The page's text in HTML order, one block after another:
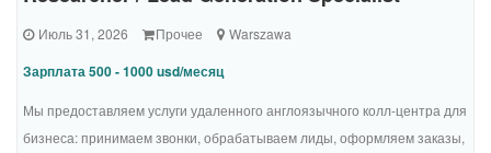
Июль 31, 2026 Прочее Warszawa
Зарплата 500 - 1000 usd/месяц
Мы предоставляем услуги удаленного англоязычного колл-центра для
бизнеса: принимаем звонки, обрабатываем лиды, оформляем заказы,